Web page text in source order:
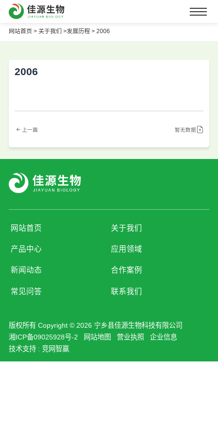
网站首页 > 关于我们 >发展历程 > 2006
2006
上一篇 暂无数据
网站首页 关于我们
产品中心 应用领域
新闻动态 合作案例
常见问答 联系我们
版权所有 Copyright © 2026 宁乡县佳源生物科技有限公司
湘ICP备09025928号-2
网站地图 营业执照
企业信息
技术支持 : 竞网智赢